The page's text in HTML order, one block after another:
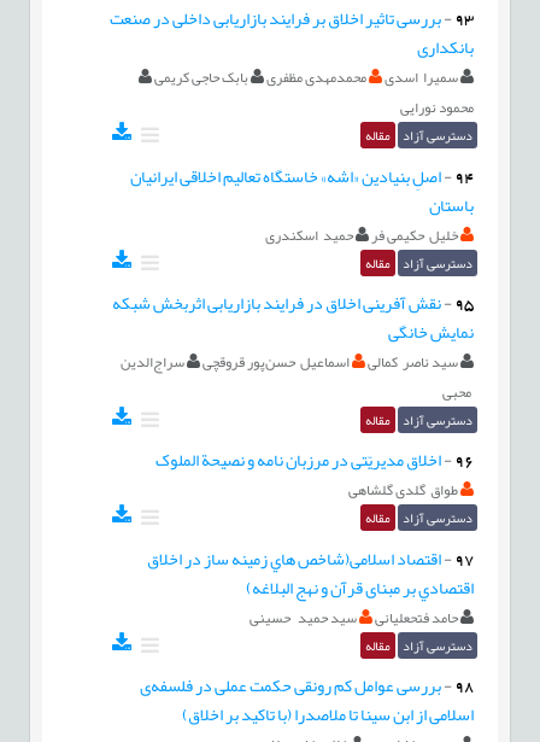
93
-بررسی تاثیر اخلاق بر فرایند بازاریابی داخلی در صنعت
بانکداری
سمیرا اسدی محمدمهدی مظفری
بابک حاجی کریمی
محمود نورایی
دسترسی آزاد مقاله
94
-اصلِ بنیادین «اشه» خاستگاه تعالیم اخلاقی ایرانیان
باستان
خلیل حکیمی فر حمید اسکندری
دسترسی آزاد مقاله
95
-نقش آفرینی اخلاق در فرایند بازاریابی اثربخش شبکه
نمایش خانگی
سید ناصر کمالی اسماعیل حسن‌پور قروقچی سراج‌الدین
محبی
دسترسی آزاد مقاله
96
-اخلاق مدیریّتی در مرزبان نامه و نصیحة الملوک
طواق گلدی گلشاهی
دسترسی آزاد مقاله
97
-اقتصاد اسلامی(شاخص هاي زمينه ساز در اخلاق
اقتصادي بر مبنای قرآن و نهج البلاغه)
حامد فتحعلیانی سید حمید حسینی
دسترسی آزاد مقاله
98
-بررسی عوامل کم رونقی حکمت عملی در فلسفه‌ی
اسلامی از ابن سینا تا ملاصدرا (با تاکید بر اخلاق)